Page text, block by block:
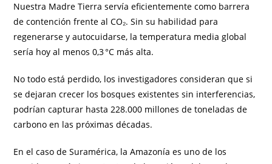
Nuestra Madre Tierra servía eficientemente como barrera
de contención frente al CO₂. Sin su habilidad para
regenerarse y autocuidarse, la temperatura media global
sería hoy al menos 0,3 °C más alta.
No todo está perdido, los investigadores consideran que si
se dejaran crecer los bosques existentes sin interferencias,
podrían capturar hasta 228.000 millones de toneladas de
carbono en las próximas décadas.
En el caso de Suramérica, la Amazonía es uno de los